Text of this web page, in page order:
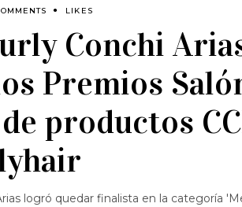
LIKES
Conchi
Premios
productos
logró quedar finalista en la categoría